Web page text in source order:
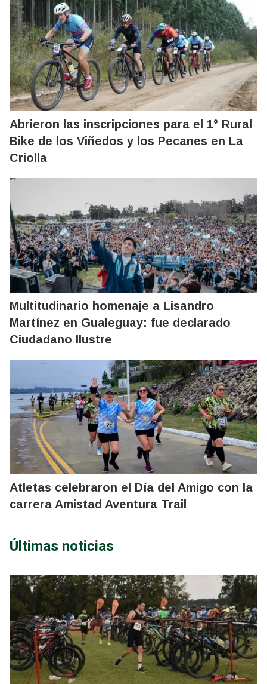
Abrieron las inscripciones para el 1° Rural
Bike de los Viñedos y los Pecanes en La
Criolla
Multitudinario homenaje a Lisandro
Martínez en Gualeguay: fue declarado
Ciudadano Ilustre
Atletas celebraron el Día del Amigo con la
carrera Amistad Aventura Trail
Últimas noticias